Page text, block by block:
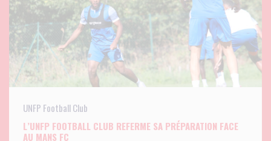
UNFP Football Club
L’UNFP FOOTBALL CLUB REFERME SA PRÉPARATION FACE
AU MANS FC